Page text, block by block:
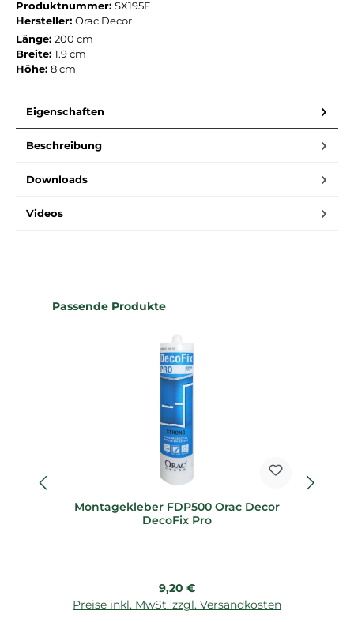
Produktnummer: SX195F
Hersteller: Orac Decor
Länge: 200 cm
Breite: 1.9 cm
Höhe: 8 cm
Eigenschaften
Beschreibung
Downloads
Videos
Produktgalerie überspringen
Passende Produkte
Montagekleber FDP500 Orac Decor
DecoFix Pro
Regulärer Preis:
9,20 €
Preise inkl. MwSt. zzgl. Versandkosten